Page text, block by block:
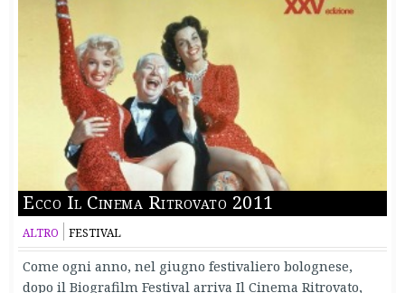
Ecco Il Cinema Ritrovato 2011
ALTRO FESTIVAL
Come ogni anno, nel giugno festivaliero bolognese,
dopo il Biografilm Festival arriva Il Cinema Ritrovato,